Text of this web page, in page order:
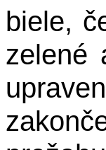
biele,
zelené